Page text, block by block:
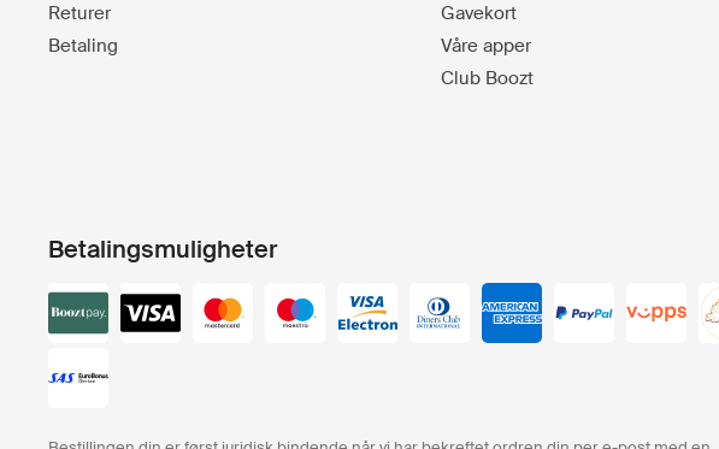
Returer
Betaling
Gavekort
Våre apper
Club Boozt
Betalingsmuligheter